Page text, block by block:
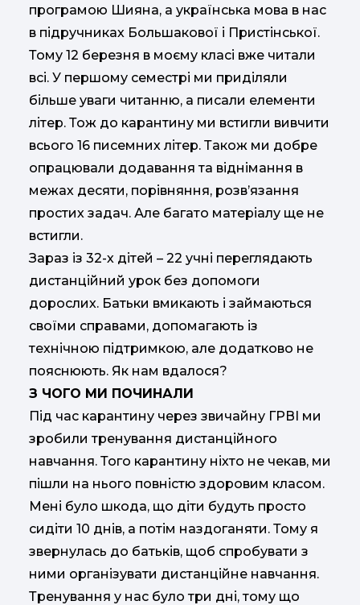
програмою Шияна, а українська мова в нас
в підручниках Большакової і Пристінської.
Тому 12 березня в моєму класі вже читали
всі. У першому семестрі ми приділяли
більше уваги читанню, а писали елементи
літер. Тож до карантину ми встигли вивчити
всього 16 писемних літер. Також ми добре
опрацювали додавання та віднімання в
межах десяти, порівняння, розв’язання
простих задач. Але багато матеріалу ще не
встигли.
Зараз із 32-х дітей – 22 учні переглядають
дистанційний урок без допомоги
дорослих. Батьки вмикають і займаються
своїми справами, допомагають із
технічною підтримкою, але додатково не
пояснюють. Як нам вдалося?
З ЧОГО МИ ПОЧИНАЛИ
Під час карантину через звичайну ГРВІ ми
зробили тренування дистанційного
навчання. Того карантину ніхто не чекав, ми
пішли на нього повністю здоровим класом.
Мені було шкода, що діти будуть просто
сидіти 10 днів, а потім наздоганяти. Тому я
звернулась до батьків, щоб спробувати з
ними організувати дистанційне навчання.
Тренування у нас було три дні, тому що